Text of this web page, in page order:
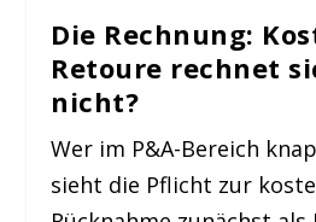
Die Rechnung:
Retoure rechnet
nicht?
Wer im P&A-Bereich
sieht die Pflicht zur